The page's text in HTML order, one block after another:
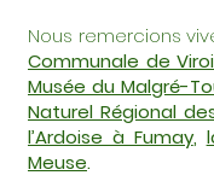
Nous remercions
Communale de
Musée du Malgré-
Naturel Régional
l’Ardoise à Fumay,
Meuse.